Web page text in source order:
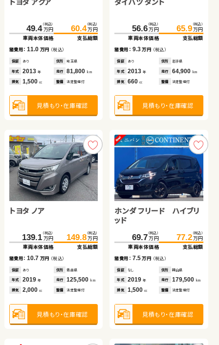
49.4（税込）
万円
車両本体価格
60.4（税込）
万円
支払総額
諸費用：11.0 万円 （税込）
保証 あり 住所 埼玉県
年式 2013 年 走行 81,800 km
排気 1,500 cc 整備 法定整備付
見積もり・在庫確認
56.6 （税込）
万円
車両本体価格
65.9 （税込）
万円
支払総額
諸費用： 9.3万円 （税込）
保証 あり 住所 岩手県
年式 2013年 走行 64,900 km
排気 660cc 整備 法定整備付
見積もり・在庫確認
トヨタ ノア
139.1 （税込）
万円
車両本体価格
149.8 （税込）
万円
支払総額
諸費用：10.7 万円 （税込）
保証 あり 住所 青森県
年式 2019 年 走行 125,500 km
排気 2,000 cc 整備 法定整備付
見積もり・在庫確認
ホンダ フリード ハイブリ
ッド
69.7 （税込）
万円
車両本体価格
77.2 （税込）
万円
支払総額
諸費用： 7.5万円 （税込）
保証 なし 住所 岡山県
年式 2019年 走行 179,500 km
排気 1,500cc 整備 法定整備付
見積もり・在庫確認
210.1（税込）
万円
車両本体価格
220.2（税込）
万円
支払総額
諸費用：10.1 万円 （税込）
保証 なし 住所 埼玉県
年式 2016 年 走行 56,500 km
排気 2,000 cc 整備 なし
見積もり・在庫確認
192.8 （税込）
万円
車両本体価格
201.1 （税込）
万円
支払総額
諸費用： 8.3万円 （税込）
保証 なし 住所 群馬県
年式 2025年 走行 100km
排気 660cc 整備 なし
見積もり・在庫確認
トヨタ プリウス
320.1 （税込）
万円
車両本体価格
330.5 （税込）
万円
支払総額
諸費用：10.4 万円 （税込）
保証 なし 住所 福島県
年式 2024 年 走行 20,700km
排気 2,000 cc 整備 なし
見積もり・在庫確認
スズキ スイフト
205.8 （税込）
万円
車両本体価格
212.0 （税込）
万円
支払総額
諸費用： 6.2万円 （税込）
保証 あり 住所 福島県
年式 2022年 走行 35,800km
排気 1,400cc 整備 法定整備付
見積もり・在庫確認
ホンダ フリード＋
154.8万円
車両本体価格
諸費用：9.0 万円 （税込）
保証 あり 住所 福岡県
排気 1,500cc 整備 法定整備付
トヨタ ノア ハイブリッド
192.3万円
車両本体価格
諸費用：10.3万円 （税込）
保証 あり 住所 群馬県
排気 1,800cc 整備 なし
トヨタ プリウス
173.1万円
車両本体価格
諸費用：16.5万円 （税込）
保証 あり 住所 岩手県
排気 1,800cc 整備 法定整備付
スズキ アルト ＨＢ
67.2
車両本体価格
72.8（税込）
万円
支払総額
諸費用： 万円（税込）
保証 あり 住所 青森県
年式 2016年 走行 23,300km